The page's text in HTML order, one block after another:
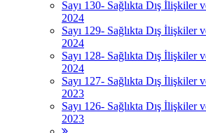
Sayı 130- Sağlıkta Dış
2024
Sayı 129- Sağlıkta Dış İlişkiler
2024
Sayı 128- Sağlıkta Dış
2024
Sayı 127- Sağlıkta Dış İlişkiler
2023
Sayı 126- Sağlıkta Dış İlişkiler
2023